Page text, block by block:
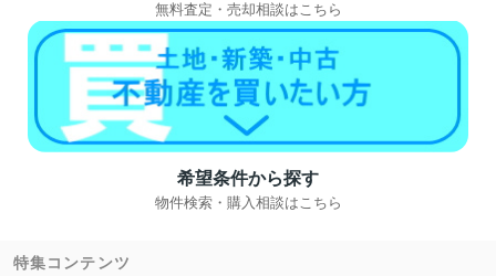
無料査定・売却相談はこちら
希望条件から探す
物件検索・購入相談はこちら
特集コンテンツ